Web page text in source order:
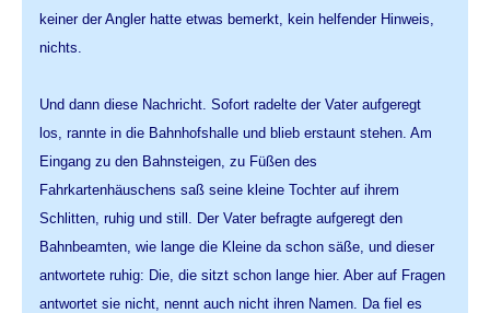
keiner der Angler hatte etwas bemerkt, kein helfender Hinweis,
nichts.
Und dann diese Nachricht. Sofort radelte der Vater aufgeregt
los, rannte in die Bahnhofshalle und blieb erstaunt stehen. Am
Eingang zu den Bahnsteigen, zu Füßen des
Fahrkartenhäuschens saß seine kleine Tochter auf ihrem
Schlitten, ruhig und still. Der Vater befragte aufgeregt den
Bahnbeamten, wie lange die Kleine da schon säße, und dieser
antwortete ruhig: Die, die sitzt schon lange hier. Aber auf Fragen
antwortet sie nicht, nennt auch nicht ihren Namen. Da fiel es